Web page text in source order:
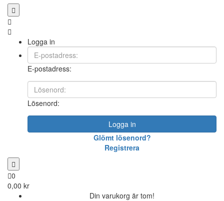
Logga in
E-postadress:
Lösenord:
Logga in
Glömt lösenord?
Registrera
0
0,00 kr
Din varukorg är tom!